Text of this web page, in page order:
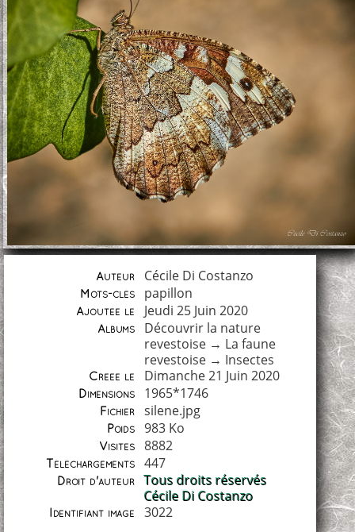
Auteur Cécile Di Costanzo
Mots-clés papillon
Ajoutée le Jeudi 25 Juin 2020
Albums
Découvrir la nature
revestoise→ La faune
revestoise→ Insectes
Créée le Dimanche 21 Juin 2020
Dimensions 1965*1746
Fichier silene.jpg
Poids 983 Ko
Visites 8882
Téléchargements 447
Droit d'auteur
Tous droits réservés
Cécile Di Costanzo
Identifiant image 3022